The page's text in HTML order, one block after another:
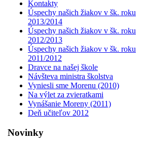
Kontakty
Úspechy našich žiakov v šk. roku
2013/2014
Úspechy našich žiakov v šk. roku
2012/2013
Úspechy našich žiakov v šk. roku
2011/2012
Dravce na našej škole
Návšteva ministra školstva
Vyniesli sme Morenu (2010)
Na výlet za zvieratkami
Vynášanie Moreny (2011)
Deň učiteľov 2012
Novinky